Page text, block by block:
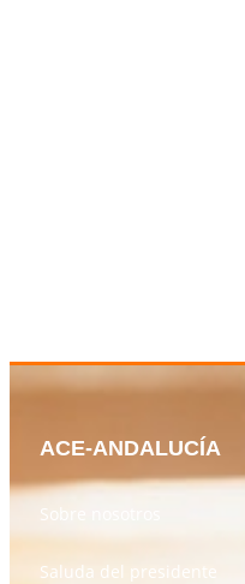
ACE-ANDALUCÍA
Sobre nosotros
Saluda del presidente